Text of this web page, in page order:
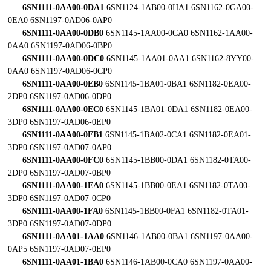
6SN1111-0AA00-0DA1 6SN1124-1AB00-0HA1 6SN1162-0GA00-
0EA0 6SN1197-0AD06-0AP0
6SN1111-0AA00-0DB0 6SN1145-1AA00-0CA0 6SN1162-1AA00-
0AA0 6SN1197-0AD06-0BP0
6SN1111-0AA00-0DC0 6SN1145-1AA01-0AA1 6SN1162-8YY00-
0AA0 6SN1197-0AD06-0CP0
6SN1111-0AA00-0EB0 6SN1145-1BA01-0BA1 6SN1182-0EA00-
2DP0 6SN1197-0AD06-0DP0
6SN1111-0AA00-0EC0 6SN1145-1BA01-0DA1 6SN1182-0EA00-
3DP0 6SN1197-0AD06-0EP0
6SN1111-0AA00-0FB1 6SN1145-1BA02-0CA1 6SN1182-0EA01-
3DP0 6SN1197-0AD07-0AP0
6SN1111-0AA00-0FC0 6SN1145-1BB00-0DA1 6SN1182-0TA00-
2DP0 6SN1197-0AD07-0BP0
6SN1111-0AA00-1EA0 6SN1145-1BB00-0EA1 6SN1182-0TA00-
3DP0 6SN1197-0AD07-0CP0
6SN1111-0AA00-1FA0 6SN1145-1BB00-0FA1 6SN1182-0TA01-
3DP0 6SN1197-0AD07-0DP0
6SN1111-0AA01-1AA0 6SN1146-1AB00-0BA1 6SN1197-0AA00-
0AP5 6SN1197-0AD07-0EP0
6SN1111-0AA01-1BA0 6SN1146-1AB00-0CA0 6SN1197-0AA00-